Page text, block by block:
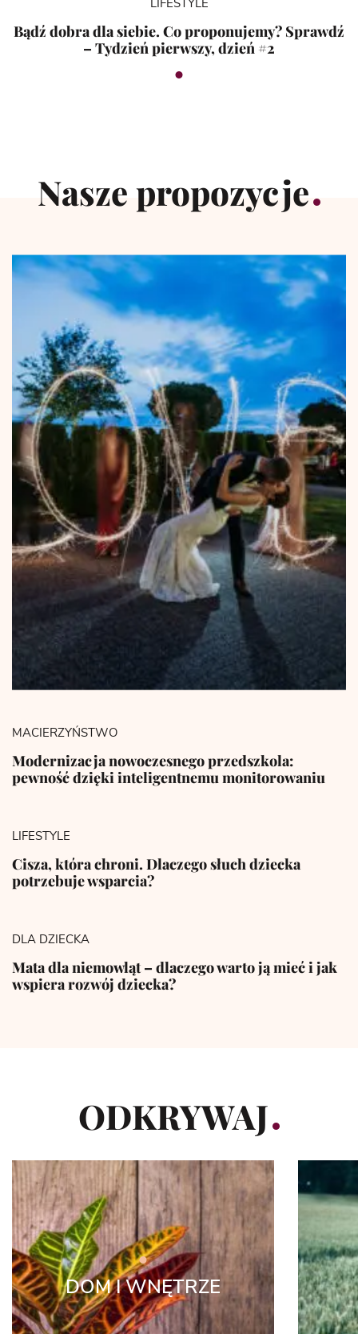
LIFESTYLE
Bądź dobra dla siebie. Co proponujemy? Sprawdź
– Tydzień pierwszy, dzień #2
Nasze propozycje
MACIERZYŃSTWO
Modernizacja nowoczesnego przedszkola:
pewność dzięki inteligentnemu monitorowaniu
LIFESTYLE
Cisza, która chroni. Dlaczego słuch dziecka
potrzebuje wsparcia?
DLA DZIECKA
Mata dla niemowląt – dlaczego warto ją mieć i jak
wspiera rozwój dziecka?
ODKRYWAJ
DOM I WNĘTRZE